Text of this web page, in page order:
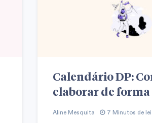
Calendário DP:
elaborar de
Aline Mesquita 7 Minutos de